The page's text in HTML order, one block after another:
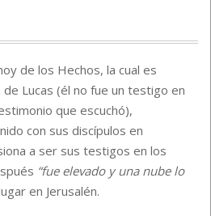
de los Hechos, la cual es
Lucas (él no fue un testigo en
que escuchó),
con sus discípulos en
a ser sus testigos en los
“fue elevado y una nube lo
en Jerusalén.